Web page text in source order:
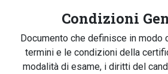
Condizioni
Documento che definisce in modo
termini e le condizioni della
modalità di esame, i diritti del